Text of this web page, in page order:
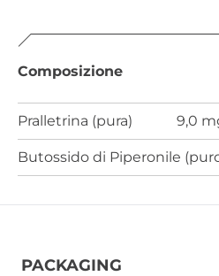
Composizione
Pralletrina (pura) 9,0
Butossido di Piperonile
PACKAGING